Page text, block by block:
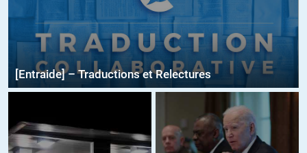
[Entraide] – Traductions et Relectures